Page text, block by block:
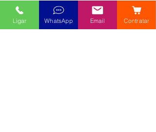
Ligar WhatsApp Email Contratar